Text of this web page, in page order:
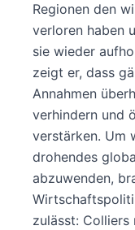
Regionen den
verloren haben
sie wieder
zeigt er, dass
Annahmen
verhindern und
verstärken. Um
drohendes
abzuwenden,
zulässt: